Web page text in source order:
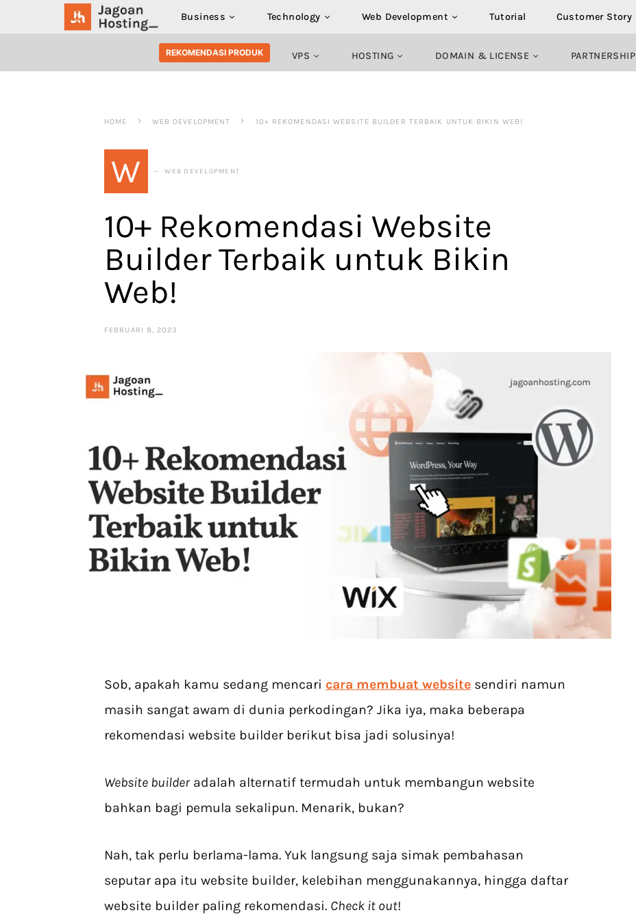
Business Technology Web Development Tutorial Customer Story
SEARCH FOR:
REKOMENDASI PRODUK VPS HOSTING DOMAIN & LICENSE PARTNERSHIP
HOME WEB DEVELOPMENT 10+ REKOMENDASI WEBSITE BUILDER TERBAIK UNTUK BIKIN WEB!
W WEB DEVELOPMENT
10+ Rekomendasi Website
Builder Terbaik untuk Bikin
Web!
FEBRUARI 8, 2023
Sob, apakah kamu sedang mencari cara membuat website sendiri namun
masih sangat awam di dunia perkodingan? Jika iya, maka beberapa
rekomendasi website builder berikut bisa jadi solusinya!
Website builder adalah alternatif termudah untuk membangun website
bahkan bagi pemula sekalipun. Menarik, bukan?
Nah, tak perlu berlama-lama. Yuk langsung saja simak pembahasan
seputar apa itu website builder, kelebihan menggunakannya, hingga daftar
website builder paling rekomendasi. Check it out!